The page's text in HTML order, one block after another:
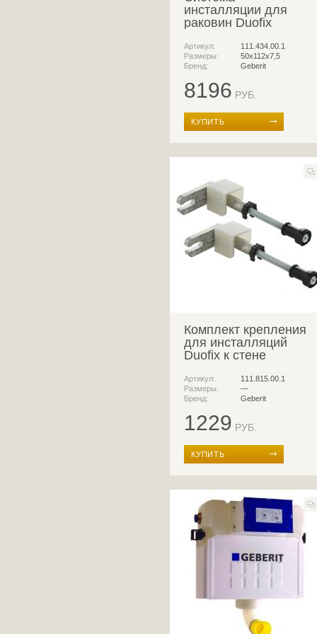
инсталляции для
раковин Duofix
Артикул:
111.434.00.1
Размеры:
50x112x7,5
Бренд:
Geberit
8196 РУБ.
КУПИТЬ
Комплект крепления
для инсталляций
Duofix к стене
Артикул:
111.815.00.1
Размеры:
—
Бренд:
Geberit
1229 РУБ.
КУПИТЬ